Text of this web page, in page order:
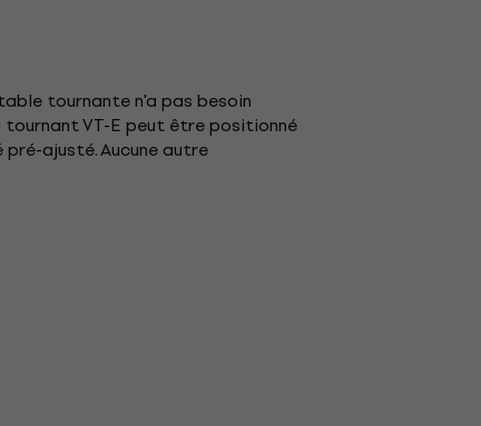
tournante n'a pas besoin
tournant VT-E peut être positionné
ajusté. Aucune autre